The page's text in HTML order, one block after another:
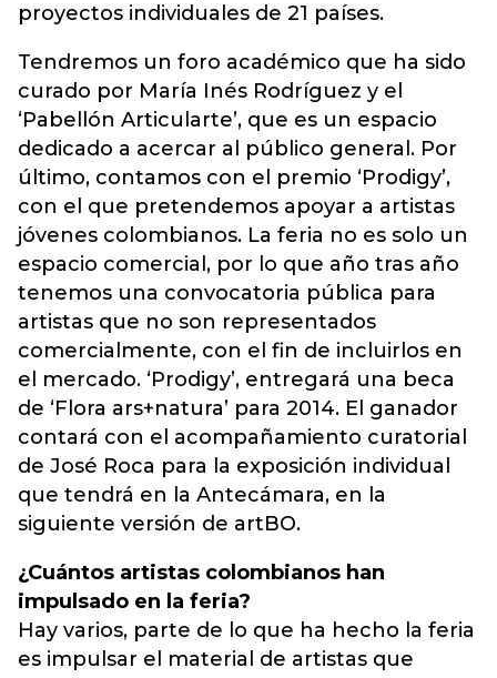
proyectos individuales de 21 países.
Tendremos un foro académico que ha sido
curado por María Inés Rodríguez y el
‘Pabellón Articularte’, que es un espacio
dedicado a acercar al público general. Por
último, contamos con el premio ‘Prodigy’,
con el que pretendemos apoyar a artistas
jóvenes colombianos. La feria no es solo un
espacio comercial, por lo que año tras año
tenemos una convocatoria pública para
artistas que no son representados
comercialmente, con el fin de incluirlos en
el mercado. ‘Prodigy’, entregará una beca
de ‘Flora ars+natura’ para 2014. El ganador
contará con el acompañamiento curatorial
de José Roca para la exposición individual
que tendrá en la Antecámara, en la
siguiente versión de artBO.
¿Cuántos artistas colombianos han
impulsado en la feria?
Hay varios, parte de lo que ha hecho la feria
es impulsar el material de artistas que